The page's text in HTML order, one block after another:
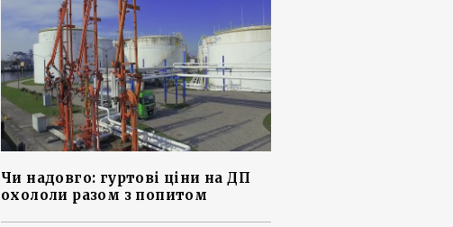
Чи надовго: гуртові ціни на ДП
охололи разом з попитом